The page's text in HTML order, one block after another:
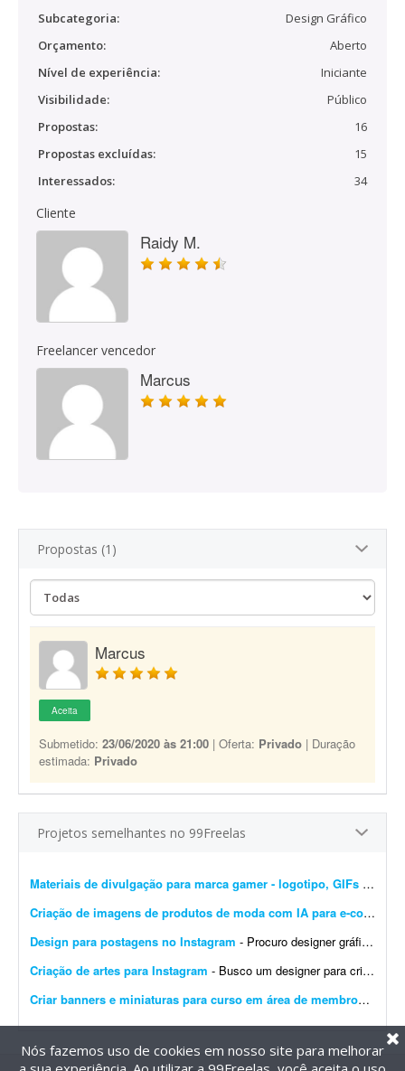
Subcategoria:
Design Gráfico
Orçamento:
Aberto
Nível de experiência:
Iniciante
Visibilidade:
Público
Propostas:
16
Propostas excluídas:
15
Interessados:
34
Cliente
Raidy M.
Freelancer vencedor
Marcus
Propostas (1)
Marcus
Aceita
Submetido: 23/06/2020 às 21:00 | Oferta: Privado | Duração
estimada: Privado
Projetos semelhantes no 99Freelas
Materiais de divulgação para marca gamer - logotipo, GIFs e banners
Criação de imagens de produtos de moda com IA para e-commerce
Design para postagens no Instagram - Procuro designer gráfico para me ajudar nas postagens do meu Instagram profissional. Algumas já foram feitas por mim, mas precisam ser melhoradas. Algumas pretendo manter como est&ati...
Criação de artes para Instagram - Busco um designer para criação de artes para o Instagram. O designer receberá um calendário editorial já pronto, com direcionamento de headlines, subheadlines e ...
Criar banners e miniaturas para curso em área de membros
-
Nós fazemos uso de cookies em nosso site para melhorar